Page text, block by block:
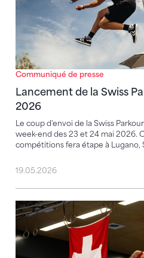
Communiqué de presse
Lancement de la Swiss
2026
Le coup d'envoi de la Swiss
week-end des 23 et 24 mai 2026.
compétitions fera étape à Lugano,
19.05.2026
Championnats suisses de